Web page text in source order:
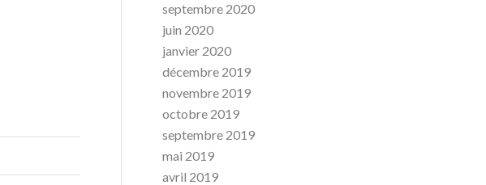
septembre 2020
juin 2020
janvier 2020
décembre 2019
novembre 2019
octobre 2019
septembre 2019
mai 2019
avril 2019